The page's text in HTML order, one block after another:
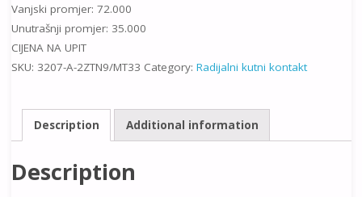
Vanjski promjer: 72.000
Unutrašnji promjer: 35.000
CIJENA NA UPIT
SKU: 3207-A-2ZTN9/MT33 Category: Radijalni kutni kontakt
Description Additional information
Description